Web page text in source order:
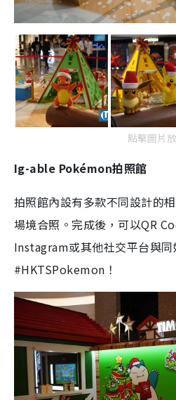
點擊圖片
Ig-able Pokémon拍照館
拍照館內設有多款不同設計的
場境合照。完成後，可以QR
Instagram或其他社交平台與
#HKTSPokemon！